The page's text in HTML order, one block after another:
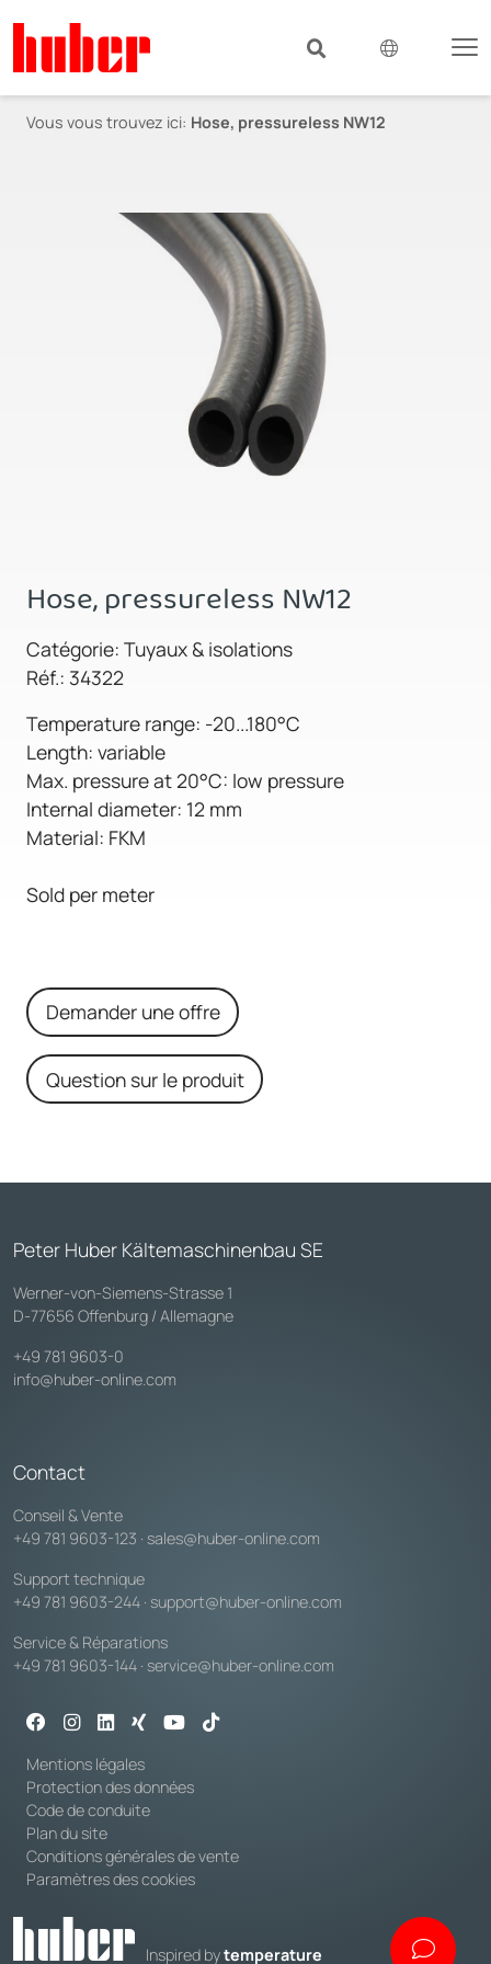
Vous vous trouvez ici: Hose, pressureless NW12
Hose, pressureless NW12
Catégorie: Tuyaux & isolations
Réf.: 34322
Temperature range: -20...180°C
Length: variable
Max. pressure at 20°C: low pressure
Internal diameter: 12 mm
Material: FKM
Sold per meter
Demander une offre
Question sur le produit
Peter Huber Kältemaschinenbau SE
Werner-von-Siemens-Strasse 1
D-77656 Offenburg / Allemagne
+49 781 9603-0
info@huber-online.com
Contact
Conseil & Vente
+49 781 9603-123 · sales@huber-online.com
Support technique
+49 781 9603-244 · support@huber-online.com
Service & Réparations
+49 781 9603-144 · service@huber-online.com
Mentions légales
Protection des données
Code de conduite
Plan du site
Conditions générales de vente
Paramètres des cookies
Inspired bytemperature